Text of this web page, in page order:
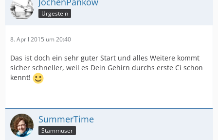
Urgestein
8. April 2015 um 20:40
Das ist doch ein sehr guter Start und alles Weitere kommt
sicher schneller, weil es Dein Gehirn durchs erste Ci schon
kennt!
SummerTime
Stammuser